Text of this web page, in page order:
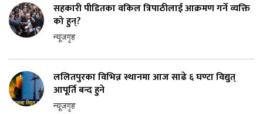
सहकारी पीडितका वकिल त्रिपाठीलाई आक्रमण गर्ने व्यक्ति
को हुन्?
न्यूजगृह
ललितपुरका विभिन्न स्थानमा आज साढे ६ घण्टा विद्युत्
आपूर्ति बन्द हुने
न्यूजगृह